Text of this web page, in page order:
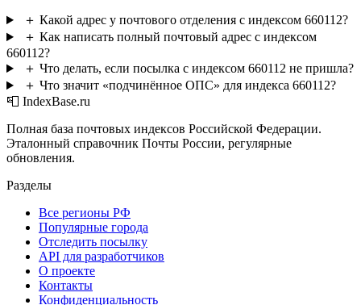
＋ Какой адрес у почтового отделения с индексом 660112?
＋ Как написать полный почтовый адрес с индексом
660112?
＋ Что делать, если посылка с индексом 660112 не пришла?
＋ Что значит «подчинённое ОПС» для индекса 660112?
📮 IndexBase.ru
Полная база почтовых индексов Российской Федерации.
Эталонный справочник Почты России, регулярные
обновления.
Разделы
Все регионы РФ
Популярные города
Отследить посылку
API для разработчиков
О проекте
Контакты
Конфиденциальность